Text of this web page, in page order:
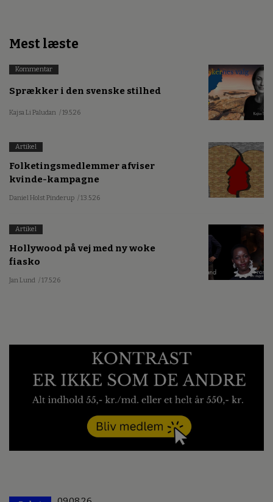
Mest læste
Kommentar
Sprækker i den svenske stilhed
Kajsa Li Paludan / 19.5.26
Artikel
Folketingsmedlemmer afviser
kvinde-kampagne
Daniel Holst Pinderup / 13.5.26
Artikel
Hollywood på vej med ny woke
fiasko
Jan Lund / 17.5.26